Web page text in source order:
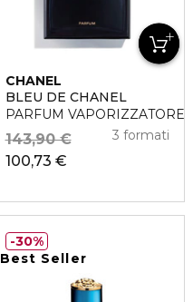
CHANEL
BLEU DE CHANEL
PARFUM VAPORIZZATORE
100,73 €
143,90 € 3 formati
Best Seller
30%